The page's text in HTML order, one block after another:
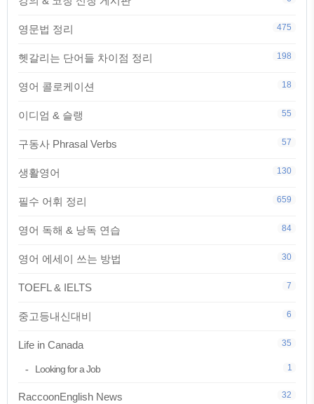
영문법 정리 475
헷갈리는 단어들 차이점 정리 198
영어 콜로케이션 18
이디엄 & 슬랭 55
구동사 Phrasal Verbs 57
생활영어 130
필수 어휘 정리 659
영어 독해 & 낭독 연습 84
영어 에세이 쓰는 방법 30
TOEFL & IELTS 7
중고등내신대비 6
Life in Canada 35
Looking for a Job 1
RaccoonEnglish News 32